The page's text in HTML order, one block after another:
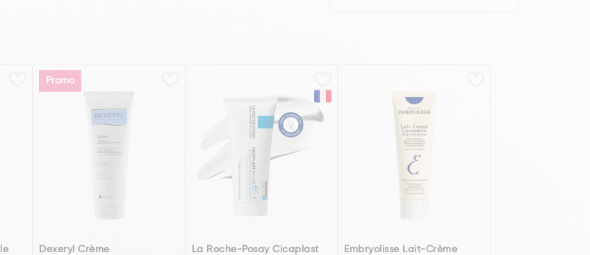
Promo
Dexeryl Crème
La Roche-Posay Cicaplast
Embryolisse Lait-Crème